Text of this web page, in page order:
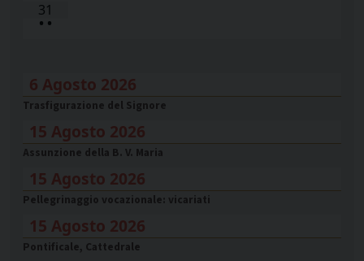
31
• •
6 Agosto 2026
Trasfigurazione del Signore
15 Agosto 2026
Assunzione della B. V. Maria
15 Agosto 2026
Pellegrinaggio vocazionale: vicariati
15 Agosto 2026
Pontificale, Cattedrale